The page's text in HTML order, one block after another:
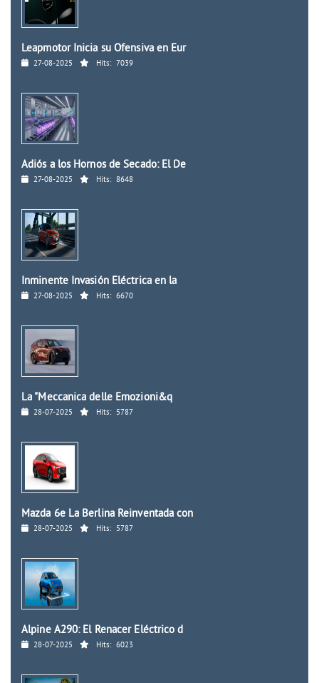
Leapmotor Inicia su Ofensiva en Eur
27-08-2025 Hits: 7039
Adiós a los Hornos de Secado: El De
27-08-2025 Hits: 8648
Inminente Invasión Eléctrica en la
27-08-2025 Hits: 6670
La "Meccanica delle Emozioni&q
28-07-2025 Hits: 5787
Mazda 6e La Berlina Reinventada con
28-07-2025 Hits: 5787
Alpine A290: El Renacer Eléctrico d
28-07-2025 Hits: 6023